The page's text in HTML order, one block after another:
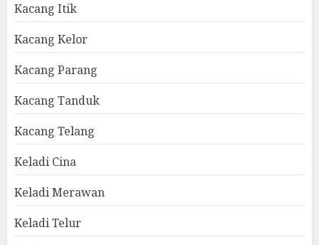
Kacang Itik
Kacang Kelor
Kacang Parang
Kacang Tanduk
Kacang Telang
Keladi Cina
Keladi Merawan
Keladi Telur